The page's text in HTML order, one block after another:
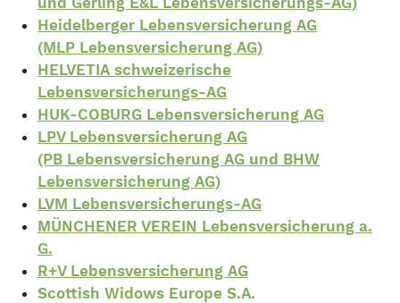
Heidelberger Lebensversicherung AG
(MLP Lebensversicherung AG)
HELVETIA schweizerische
Lebensversicherungs-AG
HUK-COBURG Lebensversicherung AG
LPV Lebensversicherung AG
(PB Lebensversicherung AG und BHW
Lebensversicherung AG)
LVM Lebensversicherungs-AG
MÜNCHENER VEREIN Lebensversicherung a.
G.
R+V Lebensversicherung AG
Scottish Widows Europe S.A.